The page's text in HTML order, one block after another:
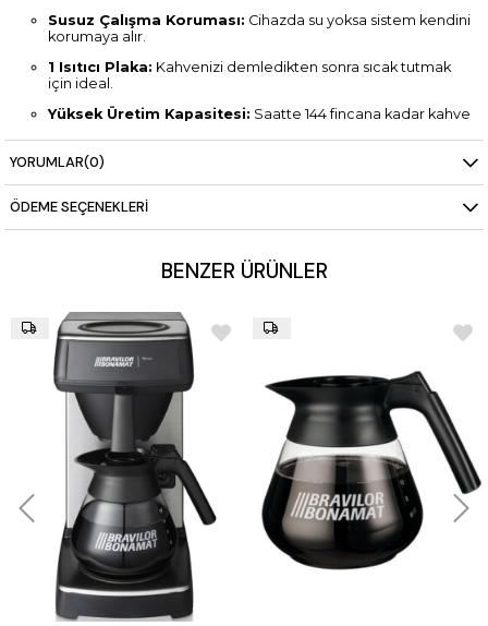
Susuz Çalışma Koruması: Cihazda su yoksa sistem kendini
korumaya alır.
1 Isıtıcı Plaka: Kahvenizi demledikten sonra sıcak tutmak
için ideal.
Yüksek Üretim Kapasitesi: Saatte 144 fincana kadar kahve
Kompakt Boyutlar:
Enerji Verimliliği:
2,4 kW güç tüketimiyle hızlı ve dengeli ısı
YORUMLAR(0)
ÖDEME SEÇENEKLERI
BENZER ÜRÜNLER